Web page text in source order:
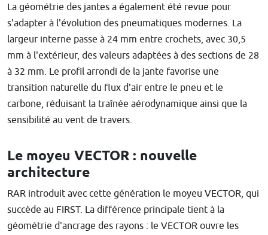
La géométrie des jantes a également été revue pour
s'adapter à l'évolution des pneumatiques modernes. La
largeur interne passe à 24 mm entre crochets, avec 30,5
mm à l'extérieur, des valeurs adaptées à des sections de 28
à 32 mm. Le profil arrondi de la jante favorise une
transition naturelle du flux d'air entre le pneu et le
carbone, réduisant la traînée aérodynamique ainsi que la
sensibilité au vent de travers.
Le moyeu VECTOR : nouvelle
architecture
RAR introduit avec cette génération le moyeu VECTOR, qui
succède au FIRST. La différence principale tient à la
géométrie d'ancrage des rayons : le VECTOR ouvre les